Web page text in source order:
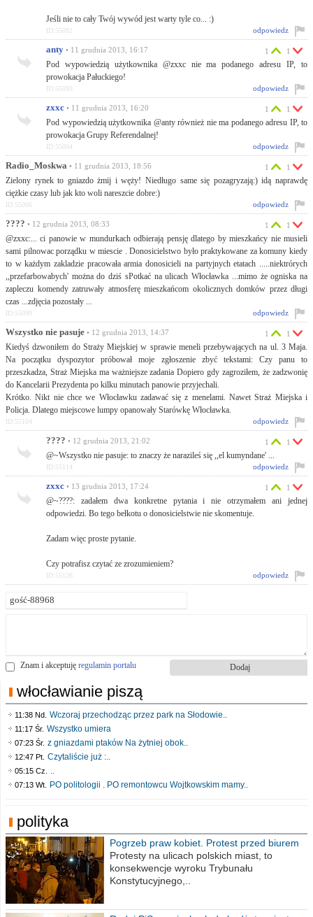
Jeśli nie to cały Twój wywód jest warty tyle co... :)
odpowiedz
ID:55092
anty • 11 grudnia 2013, 16:17
Pod wypowiedzią użytkownika @zxxc nie ma podanego adresu IP, to
prowokacja Pałuckiego!
1 1
odpowiedz
ID:55093
zxxc • 11 grudnia 2013, 16:20
Pod wypowiedzią użytkownika @anty również nie ma podanego adresu IP, to
prowokacja Grupy Referendalnej!
1 1
odpowiedz
ID:55094
Radio_Moskwa • 11 grudnia 2013, 18:56
Zielony rynek to gniazdo żmij i węży! Niedługo same się pozagryzają:) idą naprawdę
ciężkie czasy lub jak kto woli nareszcie dobre:)
1 1
odpowiedz
ID:55096
???? • 12 grudnia 2013, 08:33
@zxxc:... ci panowie w mundurkach odbierają pensję dlatego by mieszkańcy nie musieli
sami pilnowac porządku w miescie . Donosicielstwo było praktykowane za komuny kiedy
to w każdym zakladzie pracowała armia donosicieli na partyjnych etatach .....niektrórych
,,przefarbowabych' można do dziś sPotkać na ulicach Włocławka ...mimo że ogniska na
zapleczu komendy zatruwały atmosferę mieszkańcom okolicznych domków przez długi
czas ...zdjęcia pozostały ...
1 1
odpowiedz
ID:55099
Wszystko nie pasuje • 12 grudnia 2013, 14:37
Kiedyś dzwoniłem do Straży Miejskiej w sprawie meneli przebywających na ul. 3 Maja.
Na początku dyspozytor próbował moje zgłoszenie zbyć tekstami: Czy panu to
przeszkadza, Straż Miejska ma ważniejsze zadania Dopiero gdy zagroziłem, że zadzwonię
do Kancelarii Prezydenta po kilku minutach panowie przyjechali.
Krótko. Nikt nie chce we Włocławku zadawać się z menelami. Nawet Straż Miejska i
Policja. Dlatego miejscowe lumpy opanowały Starówkę Włocławka.
1 1
odpowiedz
ID:55104
???? • 12 grudnia 2013, 21:02
@~Wszystko nie pasuje: to znaczy że narazileś się ,,el kumyndane' ...
1 1
odpowiedz
ID:55114
zxxc • 13 grudnia 2013, 17:24
@~????: zadałem dwa konkretne pytania i nie otrzymałem ani jednej
odpowiedzi. Bo tego bełkotu o donosicielstwie nie skomentuje.
Zadam więc proste pytanie.
Czy potrafisz czytać ze zrozumieniem?
1 1
odpowiedz
ID:55126
Znam i akceptuję regulamin portalu
włocławianie piszą
11:38 Nd. Wczoraj przechodząc przez park na Słodowie..
11:17 Śr. Wszystko umiera
07:23 Śr. z gniazdami ptaków Na żytniej obok..
12:47 Pt. Czytaliście już :..
05:15 Cz. ..
07:13 Wt. PO politologii . PO remontowcu Wojtkowskim mamy..
polityka
Pogrzeb praw kobiet. Protest przed biurem
poselskim PiS
Protesty na ulicach polskich miast, to
konsekwencje wyroku Trybunału
Konstytucyjnego,..